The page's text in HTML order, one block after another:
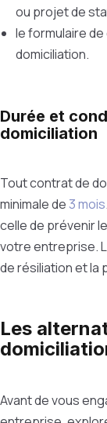
ou projet de
le formulaire
domiciliation.
Durée et
domiciliation
Tout contrat de
minimale de3 mois
celle de prévenir
votre entreprise.
de résiliation et la
Les
Avant de vous